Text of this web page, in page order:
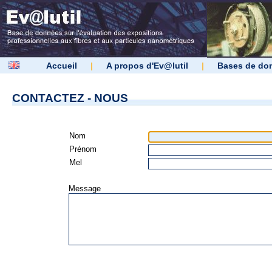
Accueil | A propos d'Ev@lutil | Bases de
CONTACTEZ - NOUS
Nom
Prénom
Mel
Message